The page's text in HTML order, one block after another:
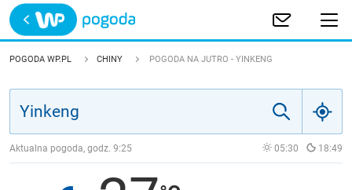
Trwa ładowanie
POLSKA
JAKOŚĆ POWIETRZA
POGODA WP.PL CHINY POGODA NA JUTRO - YINKENG
Aktualna pogoda, godz. 9:25 05:30 18:49